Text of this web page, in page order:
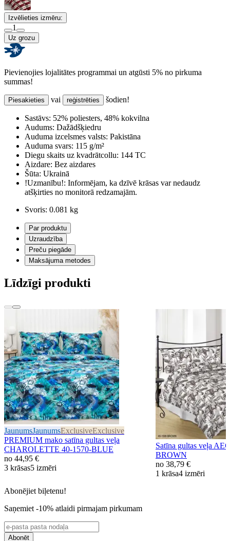
Izvēlieties izmēru:
1
Uz grozu
Pievienojies lojalitātes programmai un atgūsti 5% no pirkuma
summas!
Piesakieties vai reģistrēties šodien!
Sastāvs: 52% poliesters, 48% kokvilna
Audums: Dažādšķiedru
Auduma izcelsmes valsts: Pakistāna
Auduma svars: 115 g/m²
Diegu skaits uz kvadrātcollu: 144 TC
Aizdare: Bez aizdares
Šūta: Ukrainā
!Uzmanību!: Informējam, ka dzīvē krāsas var nedaudz
atšķirties no monitorā redzamajām.
Svoris: 0.081 kg
Par produktu
Uzraudzība
Preču piegāde
Maksājuma metodes
Līdzīgi produkti
JaunumsJaunumsExclusiveExclusive
PREMIUM mako satīna gultas veļa
CHAROLETTE 40-1570-BLUE
no 44,95 €
3 krāsas5 izmēri
Satīna gultas veļa
BROWN
no 38,79 €
1 krāsa4 izmēri
Abonējiet biļetenu!
Saņemiet -10% atlaidi pirmajam pirkumam
Abonēt